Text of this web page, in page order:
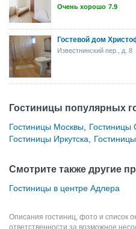
Очень хорошо 7.9
Гостевой дом
Известнинский пер., д. 8
Гостиницы популярных
Гостиницы Москвы Гостиницы
Гостиницы Иркутска
Смотрите также другие
Гостиницы в центре Адлера
Описания гостиниц, фото и список
ответственности за возможное